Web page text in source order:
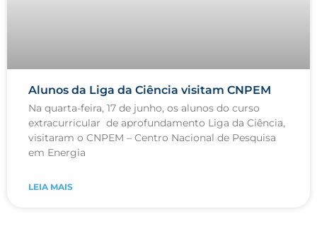
Alunos da Liga da Ciência visitam CNPEM
Na quarta-feira, 17 de junho, os alunos do curso
extracurricular de aprofundamento Liga da Ciência,
visitaram o CNPEM – Centro Nacional de Pesquisa
em Energia
LEIA MAIS